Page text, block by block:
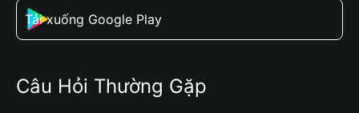
Tải xuống Google Play
Câu Hỏi Thường Gặp